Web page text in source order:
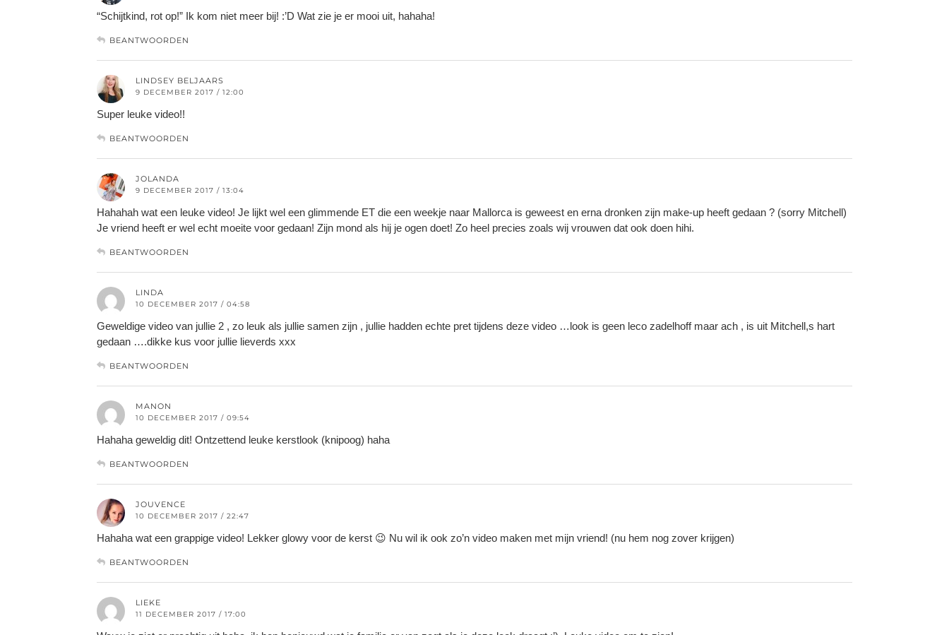
“Schijtkind, rot op!” Ik kom niet meer bij! :’D Wat zie je er mooi uit, hahaha!
BEANTWOORDEN
LINDSEY BELJAARS
9 DECEMBER 2017 / 12:00
Super leuke video!!
BEANTWOORDEN
JOLANDA
9 DECEMBER 2017 / 13:04
Hahahah wat een leuke video! Je lijkt wel een glimmende ET die een weekje naar Mallorca is geweest en erna dronken zijn make-up heeft gedaan ? (sorry Mitchell)
Je vriend heeft er wel echt moeite voor gedaan! Zijn mond als hij je ogen doet! Zo heel precies zoals wij vrouwen dat ook doen hihi.
BEANTWOORDEN
LINDA
10 DECEMBER 2017 / 04:58
Geweldige video van jullie 2 , zo leuk als jullie samen zijn , jullie hadden echte pret tijdens deze video …look is geen leco zadelhoff maar ach , is uit Mitchell,s hart
gedaan ….dikke kus voor jullie lieverds xxx
BEANTWOORDEN
MANON
10 DECEMBER 2017 / 09:54
Hahaha geweldig dit! Ontzettend leuke kerstlook (knipoog) haha
BEANTWOORDEN
JOUVENCE
10 DECEMBER 2017 / 22:47
Hahaha wat een grappige video! Lekker glowy voor de kerst 😉 Nu wil ik ook zo’n video maken met mijn vriend! (nu hem nog zover krijgen)
BEANTWOORDEN
LIEKE
11 DECEMBER 2017 / 17:00